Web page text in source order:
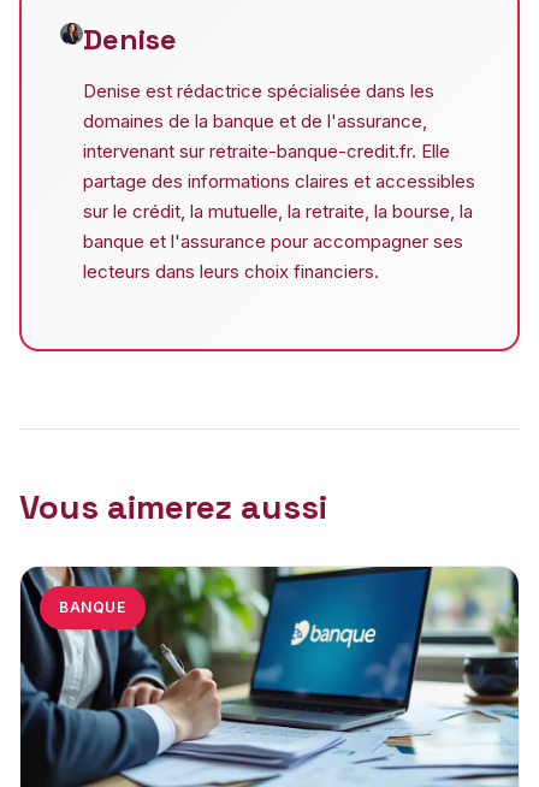
Denise
Denise est rédactrice spécialisée dans les
domaines de la banque et de l'assurance,
intervenant sur retraite-banque-credit.fr. Elle
partage des informations claires et accessibles
sur le crédit, la mutuelle, la retraite, la bourse, la
banque et l'assurance pour accompagner ses
lecteurs dans leurs choix financiers.
Vous aimerez aussi
BANQUE